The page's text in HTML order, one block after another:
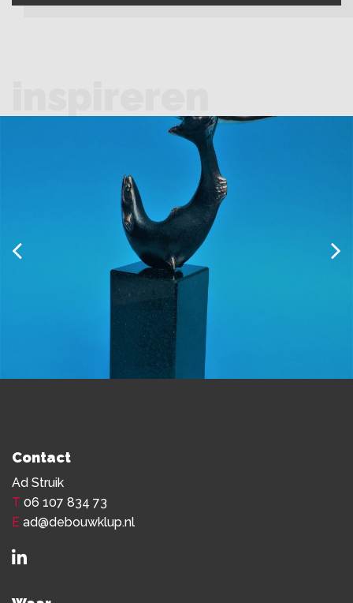
Contact
Ad Struik
T 06 107 834 73
E ad@debouwklup.nl